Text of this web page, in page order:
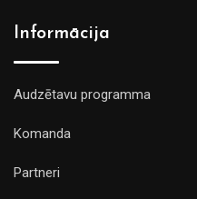
Informācija
Audzētavu programma
Komanda
Partneri